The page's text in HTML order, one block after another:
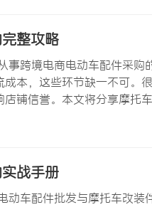
整攻略
跨境电商电动车配件采购
本，这些环节缺一不可。
铺信誉。本文将分享摩托
电动自行车、电动滑板车…
战手册
车配件批发与摩托车改装